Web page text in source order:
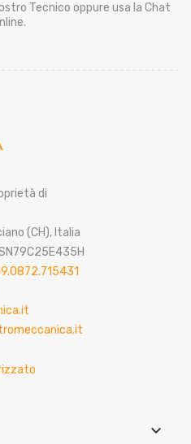
Tecnico oppure usa la Chat
di
(CH), Italia
keyboard_arrow_down